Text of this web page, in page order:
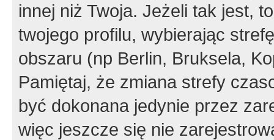
innej niż Twoja. Jeżeli tak jest,
twojego profilu, wybierając
obszaru (np Berlin, Bruksela,
Pamiętaj, że zmiana strefy
być dokonana jedynie przez
więc jeszcze się nie